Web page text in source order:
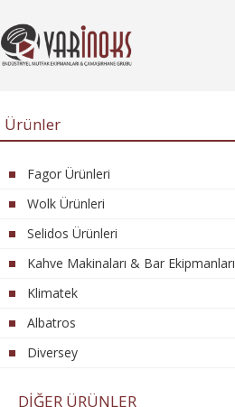
Ürünler
Fagor Ürünleri
Wolk Ürünleri
Selidos Ürünleri
Kahve Makinaları & Bar Ekipmanları
Klimatek
Albatros
Diversey
DİĞER ÜRÜNLER